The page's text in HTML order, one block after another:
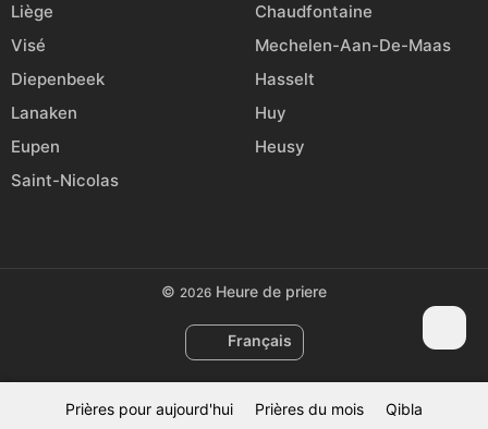
Prières pour aujourd'hui Prières du mois Qibla
Liège
Chaudfontaine
Visé
Mechelen-Aan-De-Maas
Diepenbeek
Hasselt
Lanaken
Huy
Eupen
Heusy
Saint-Nicolas
© 2026 Heure de priere
Français